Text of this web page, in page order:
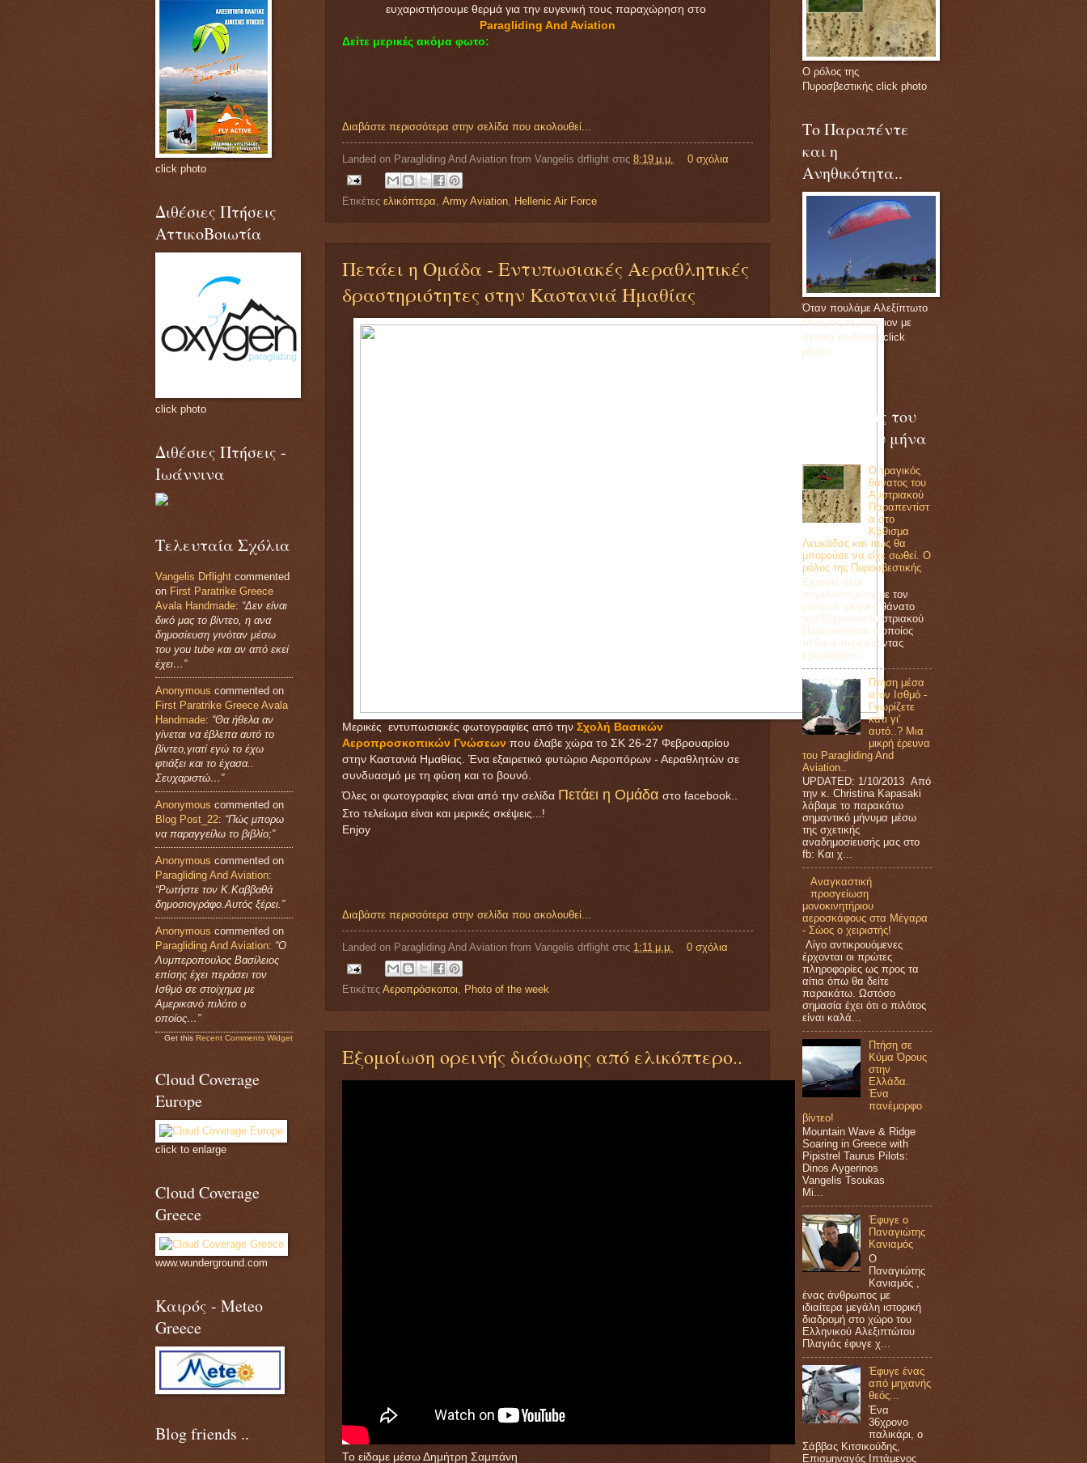
ευχαριστήσουμε θερμά για την ευγενική τους παραχώρηση στο
Paragliding And Aviation
Δείτε μερικές ακόμα φωτο:
Διαβάστε περισσότερα στην σελίδα που ακολουθεί...
Landed on Paragliding And Aviation from Vangelis drflight στις 8:19 μ.μ. 0 σχόλια
Ετικέτες ελικόπτερα, Army Aviation, Hellenic Air Force
Πετάει η Ομάδα - Εντυπωσιακές Αεραθλητικές
δραστηριότητες στην Καστανιά Ημαθίας
Μερικές εντυπωσιακές φωτογραφίες από την Σχολή Βασικών
Αεροπροσκοπικών Γνώσεων που έλαβε χώρα το ΣΚ 26-27 Φεβρουαρίου
στην Καστανιά Ημαθίας. Ένα εξαιρετικό φυτώριο Αεροπόρων - Αεραθλητών σε
συνδυασμό με τη φύση και το βουνό.
Όλες οι φωτογραφίες είναι από την σελίδα Πετάει η Ομάδα στο facebook..
Στο τελείωμα είναι και μερικές σκέψεις...!
Enjoy
Διαβάστε περισσότερα στην σελίδα που ακολουθεί...
Landed on Paragliding And Aviation from Vangelis drflight στις 1:11 μ.μ. 0 σχόλια
Ετικέτες Αεροπρόσκοποι, Photo of the week
Εξομοίωση ορεινής διάσωσης από ελικόπτερο..
Το είδαμε μέσω Δημήτρη Σαμπάνη
click photo
Διθέσιες Πτήσεις
ΑττικοΒοιωτία
click photo
Διθέσιες Πτήσεις -
Ιωάννινα
Τελευταία Σχόλια
Vangelis Drflight commented
on First Paratrike Greece
Avala Handmade: “Δεν είναι
δικό μας το βίντεο, η ανα
δημοσίευση γινόταν μέσω
του you tube και αν από εκεί
έχει…”
Anonymous commented on
First Paratrike Greece Avala
Handmade: “Θα ήθελα αν
γίνεται να έβλεπα αυτό το
βίντεο,γιατί εγώ το έχω
φτιάξει και το έχασα..
Σευχαριστώ…”
Anonymous commented on
Blog Post_22: “Πώς μπορω
να παραγγείλω το βιβλίο;”
Anonymous commented on
Paragliding And Aviation:
“Ρωτήστε τον Κ.Καββαθά
δημοσιογράφο.Αυτός ξέρει.”
Anonymous commented on
Paragliding And Aviation: “Ο
Λυμπεροπουλος Βασίλειος
επίσης έχει περάσει τον
Ισθμό σε στοίχημα με
Αμερικανό πιλότο ο
οποίος…”
Get this Recent Comments Widget
Cloud Coverage
Europe
click to enlarge
Cloud Coverage
Greece
www.wunderground.com
Καιρός - Meteo
Greece
Blog friends ..
Ο ρόλος της
Πυροσβεστικής click photo
Το Παραπέντε
και η
Ανηθικότητα..
Όταν πουλάμε Αλεξίπτωτο
Πλαγιάς σε κάποιον με
άγνοια κινδύνου!click
photo
Δημοφιλείς
αναρτήσεις του
τελευταίου μήνα
Ο τραγικός
θάνατος του
Αυστριακού
Παραπεντίστ
α στο
Κάθισμα
Λευκάδας και πως θα
μπορούσε να είχε σωθεί. Ο
ρόλος της Πυροσβεστικής
Eίμαστε όλοι
συγκλονισμένοι με τον
χθεσινό τραγικό θάνατο
του 57χρονου Αυστριακού
Παραπεντίστα ο οποίος
πέθανε περιμένοντας
κρεμασμένο...
Πτήση μέσα
στον Ισθμό -
Γνωρίζετε
κάτι γι'
αυτό..? Μια
μικρή έρευνα
του Paragliding And
Aviation..
UPDATED: 1/10/2013 Από
την κ. Christina Kapasaki
λάβαμε το παρακάτω
σημαντικό μήνυμα μέσω
της σχετικής
αναδημοσίευσής μας στο
fb: Και χ...
Αναγκαστική
προσγείωση
μονοκινητήριου
αεροσκάφους στα Μέγαρα
- Σώος ο χειριστής!
Λίγο αντικρουόμενες
έρχονται οι πρώτες
πληροφορίες ως προς τα
αίτια όπω θα δείτε
παρακάτω. Ωστόσο
σημασία έχει ότι ο πιλότος
είναι καλά...
Πτήση σε
Κύμα Όρους
στην
Ελλάδα.
Ένα
πανέμορφο
βίντεο!
Mountain Wave & Ridge
Soaring in Greece with
Pipistrel Taurus Pilots:
Dinos Aygerinos
Vangelis Tsoukas
Mi...
Έφυγε ο
Παναγιώτης
Κανιαμός
Ο
Παναγιώτης
Κανιαμός ,
ένας άνθρωπος με
ιδιαίτερα μεγάλη ιστορική
διαδρομή στο χώρο του
Ελληνικού Aλεξιπτώτου
Πλαγιάς έφυγε χ...
Έφυγε ένας
από μηχανής
θεός...
Ένα
36χρονο
παλικάρι, ο
Σάββας Κιτσικούδης,
Επισμηναγός Ιπτάμενος